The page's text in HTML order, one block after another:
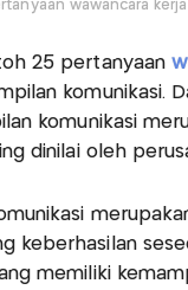
wawancara
25 pertanyaan
komunikasi.
komunikasi
dinilai oleh
keberhasilan
memiliki